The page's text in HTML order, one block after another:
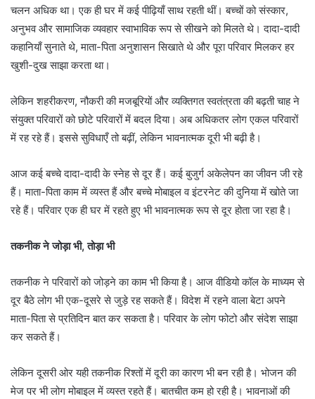
चलन अधिक था। एक ही घर में कई पीढ़ियाँ साथ रहती थीं। बच्चों को संस्कार,
अनुभव और सामाजिक व्यवहार स्वाभाविक रूप से सीखने को मिलते थे। दादा-दादी
कहानियाँ सुनाते थे, माता-पिता अनुशासन सिखाते थे और पूरा परिवार मिलकर हर
खुशी-दुख साझा करता था।
लेकिन शहरीकरण, नौकरी की मजबूरियों और व्यक्तिगत स्वतंत्रता की बढ़ती चाह ने
संयुक्त परिवारों को छोटे परिवारों में बदल दिया। अब अधिकतर लोग एकल परिवारों
में रह रहे हैं। इससे सुविधाएँ तो बढ़ीं, लेकिन भावनात्मक दूरी भी बढ़ी है।
आज कई बच्चे दादा-दादी के स्नेह से दूर हैं। कई बुजुर्ग अकेलेपन का जीवन जी रहे
हैं। माता-पिता काम में व्यस्त हैं और बच्चे मोबाइल व इंटरनेट की दुनिया में खोते जा
रहे हैं। परिवार एक ही घर में रहते हुए भी भावनात्मक रूप से दूर होता जा रहा है।
तकनीक ने जोड़ा भी, तोड़ा भी
तकनीक ने परिवारों को जोड़ने का काम भी किया है। आज वीडियो कॉल के माध्यम से
दूर बैठे लोग भी एक-दूसरे से जुड़े रह सकते हैं। विदेश में रहने वाला बेटा अपने
माता-पिता से प्रतिदिन बात कर सकता है। परिवार के लोग फोटो और संदेश साझा
कर सकते हैं।
लेकिन दूसरी ओर यही तकनीक रिश्तों में दूरी का कारण भी बन रही है। भोजन की
मेज पर भी लोग मोबाइल में व्यस्त रहते हैं। बातचीत कम हो रही है। भावनाओं की